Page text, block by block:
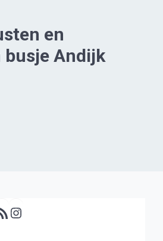
en
Andijk
RSS feed